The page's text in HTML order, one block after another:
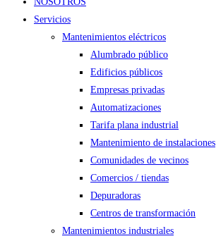
Servicios
Mantenimientos eléctricos
Alumbrado público
Edificios públicos
Empresas privadas
Automatizaciones
Tarifa plana industrial
Mantenimiento de instalaciones
Comunidades de vecinos
Comercios / tiendas
Depuradoras
Centros de transformación
Mantenimientos industriales